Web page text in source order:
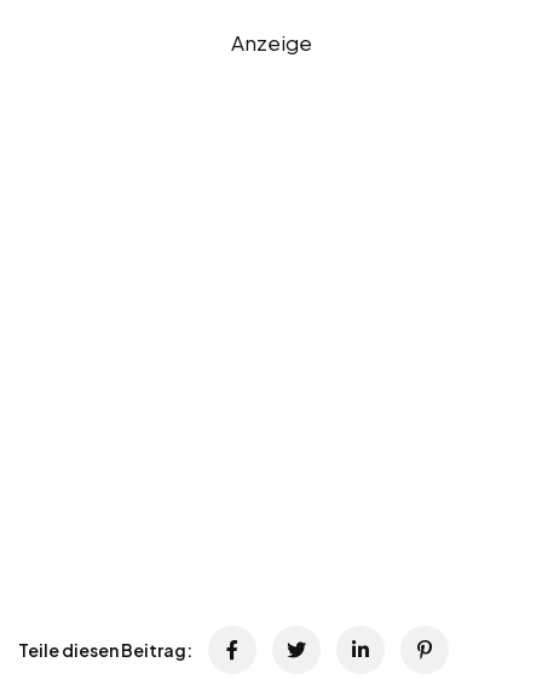
Anzeige
Teile diesen Beitrag: